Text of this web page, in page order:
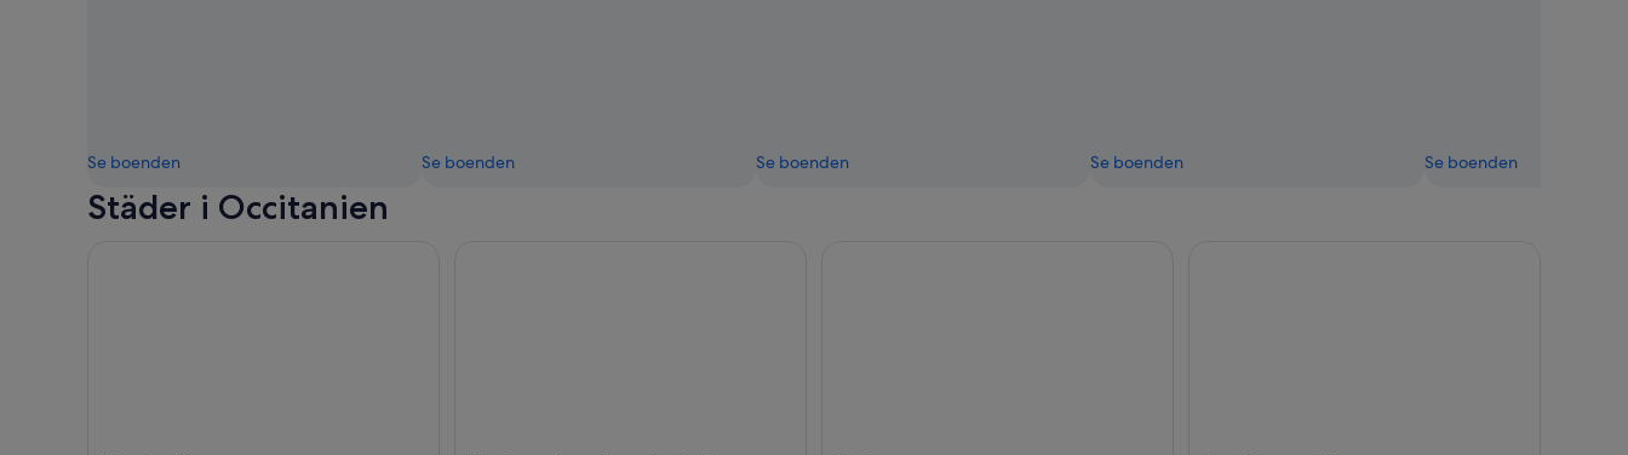
Se boenden Se boenden Se boenden Se boenden Se boenden
Städer i Occitanien